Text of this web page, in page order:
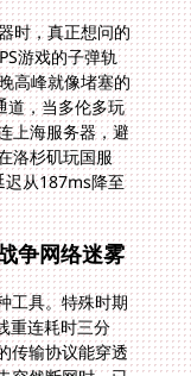
时，真正想问的
游戏的子弹轨
高峰就像堵塞的
道，当多伦多玩
上海服务器，避
在洛杉矶玩国服
迟从187ms降至
争网络迷雾
工具。特殊时期
重连耗时三分
传输协议能穿透
突然断网时，已
恢复后0.3秒内
了新答案——用
欧线路，战时遇